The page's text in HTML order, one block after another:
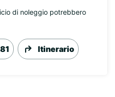
di noleggio potrebbero
Itinerario